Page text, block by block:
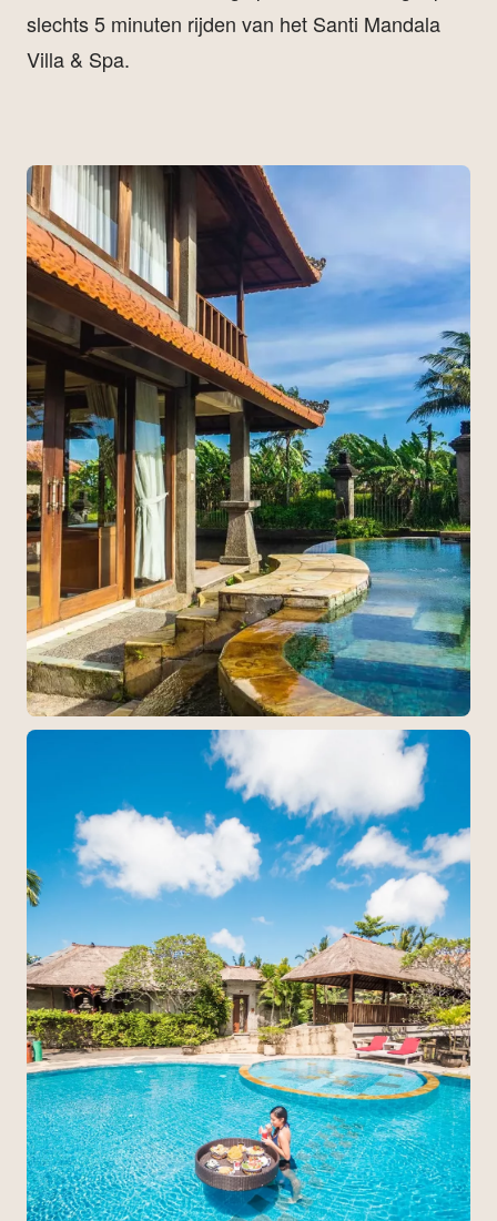
slechts 5 minuten rijden van het Santi Mandala
Villa & Spa.